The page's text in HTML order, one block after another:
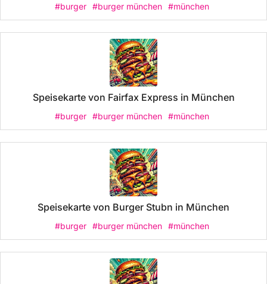
#burger #burger münchen #münchen
Speisekarte von Fairfax Express in München
#burger #burger münchen #münchen
Speisekarte von Burger Stubn in München
#burger #burger münchen #münchen